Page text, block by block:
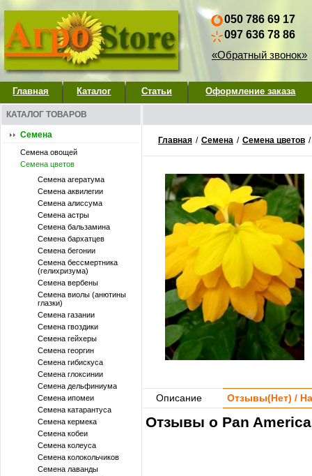
050 786 69 17
097 636 78 86
«Обратный звонок»
Главная Каталог Статьи Оформление заказа
КАТАЛОГ ТОВАРОВ
Семена
Семена овощей
Семена цветов
Семена агератума
Семена аквилегии
Семена алиссума
Семена астры
Семена бальзамина
Семена бархатцев
Семена бегонии
Семена бессмертника
(гелихризума)
Семена вербены
Семена виолы (анютины
глазки)
Семена газании
Семена гвоздики
Семена гейхеры
Семена георгин
Семена гибискуса
Семена глоксинии
Семена дельфиниума
Семена ипомеи
Семена катарантуса
Семена кермека
Семена кобеи
Семена колеуса
Семена колокольчиков
Семена лаванды
Главная / Семена / Семена цветов /
Описание Отзывы(Нет) /
Отзывы о Pan